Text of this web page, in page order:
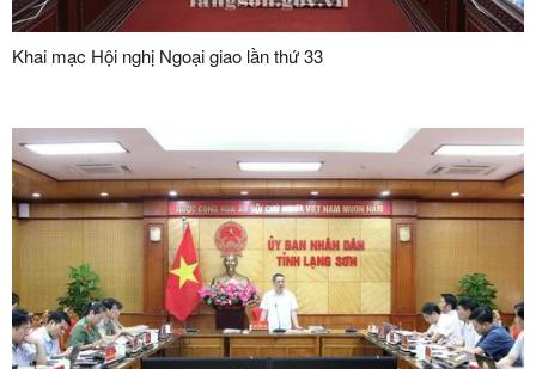
Khai mạc Hội nghị Ngoại giao lần thứ 33